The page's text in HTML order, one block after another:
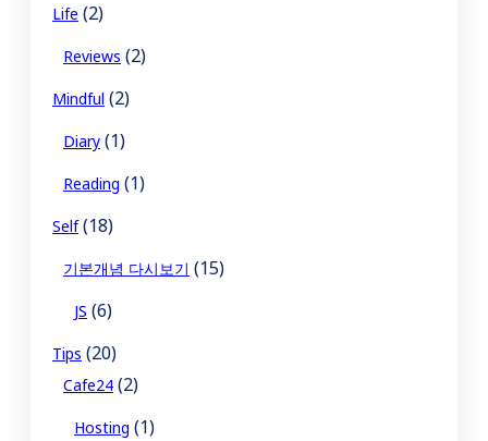
Life (2)
Reviews (2)
Mindful (2)
Diary (1)
Reading (1)
Self(18)
기본개념 다시보기 (15)
JS (6)
Tips (20)
Cafe24 (2)
Hosting (1)